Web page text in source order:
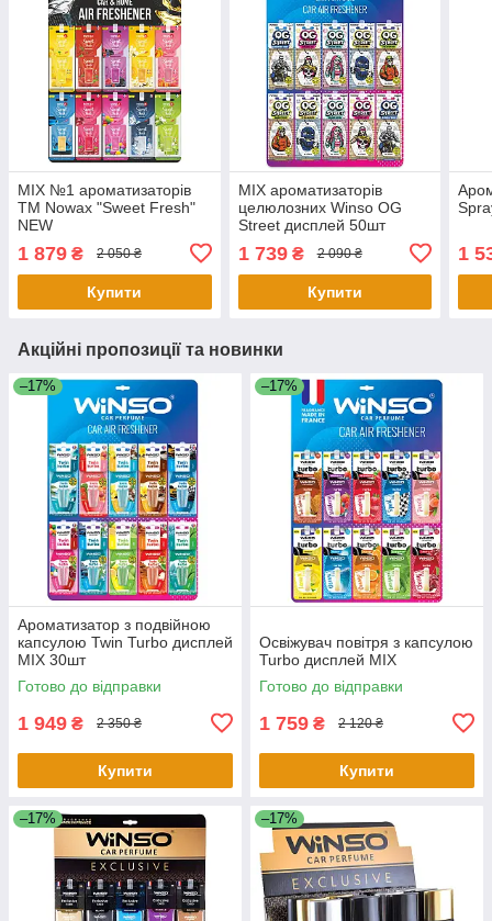
MIX №1 ароматизаторів
TM Nowax "Sweet Fresh"
NEW
1 879 ₴ 2 050 ₴
Купити
MIX ароматизаторів
целюлозних Winso OG
Street дисплей 50шт
1 739₴ 2 090 ₴
Купити
1
Акційні пропозиції та новинки
–17%
Ароматизатор з подвійною
капсулою Twin Turbo дисплей
MIX 30шт
Готово до відправки
1 949 ₴ 2 350 ₴
Купити
–17%
Освіжувач повітря з капсулою
Turbo дисплей MIX
Готово до відправки
1 759 ₴ 2 120 ₴
Купити
–17% –17%